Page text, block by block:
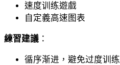
速度训练遊戲
自定義高速图表
練習建議 ：
循序渐进，避免过度训练